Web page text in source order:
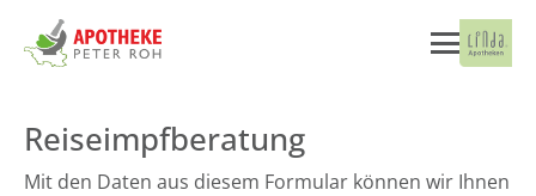
Reiseimpfberatung
Mit den Daten aus diesem Formular können wir Ihnen